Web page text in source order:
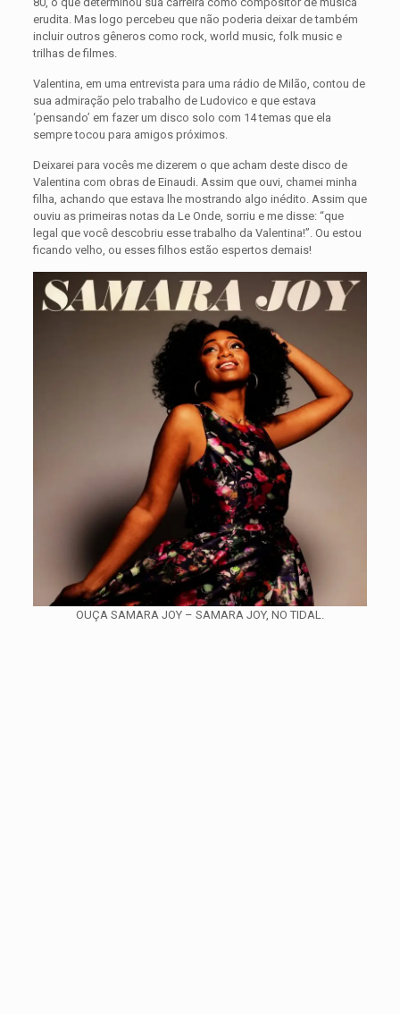
erudita. Mas logo percebeu que não poderia deixar de também
incluir outros gêneros como rock, world music, folk music e
trilhas de filmes.
Valentina, em uma entrevista para uma rádio de Milão, contou de
sua admiração pelo trabalho de Ludovico e que estava
‘pensando’ em fazer um disco solo com 14 temas que ela
sempre tocou para amigos próximos.
Deixarei para vocês me dizerem o que acham deste disco de
Valentina com obras de Einaudi. Assim que ouvi, chamei minha
filha, achando que estava lhe mostrando algo inédito. Assim que
ouviu as primeiras notas da Le Onde, sorriu e me disse: “que
legal que você descobriu esse trabalho da Valentina!”. Ou estou
ficando velho, ou esses filhos estão espertos demais!
OUÇA SAMARA JOY – SAMARA JOY, NO TIDAL.